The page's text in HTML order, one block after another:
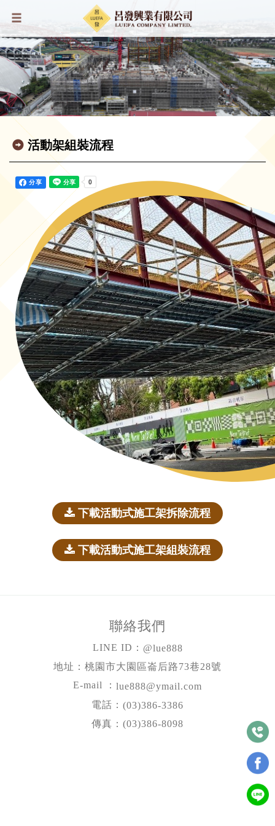
活動架組裝流程
分享
下載活動式施工架拆除流程
下載活動式施工架組裝流程
聯絡我們
LINE ID： @lue888
地址：桃園市大園區崙后路73巷28號
E-mail ： lue888@ymail.com
電話： (03)386-3386
傳真：(03)386-8098